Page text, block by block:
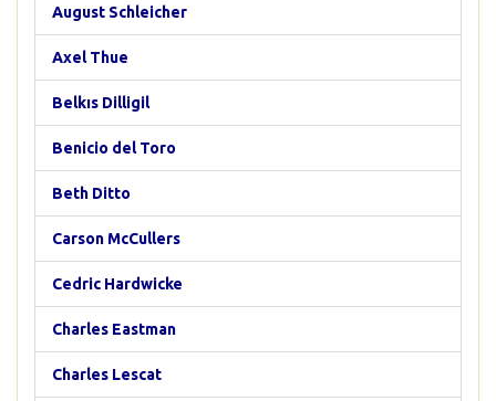
August Schleicher
Axel Thue
Belkıs Dilligil
Benicio del Toro
Beth Ditto
Carson McCullers
Cedric Hardwicke
Charles Eastman
Charles Lescat